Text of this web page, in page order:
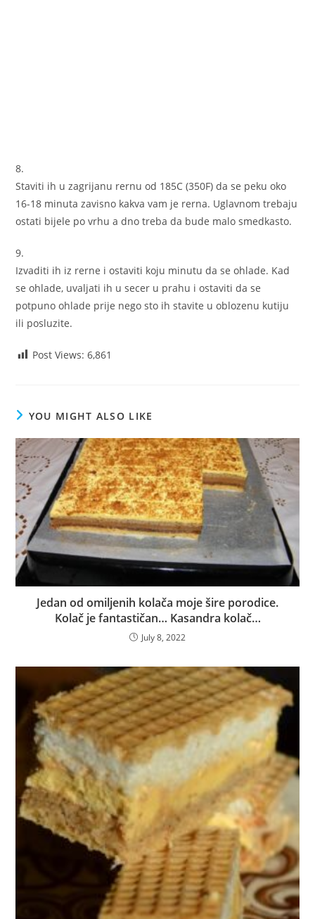
8.
Staviti ih u zagrijanu rernu od 185C (350F) da se peku oko
16-18 minuta zavisno kakva vam je rerna. Uglavnom trebaju
ostati bijele po vrhu a dno treba da bude malo smedkasto.
9.
Izvaditi ih iz rerne i ostaviti koju minutu da se ohlade. Kad
se ohlade, uvaljati ih u secer u prahu i ostaviti da se
potpuno ohlade prije nego sto ih stavite u oblozenu kutiju
ili posluzite.
Post Views: 6,861
YOU MIGHT ALSO LIKE
Jedan od omiljenih kolača moje šire porodice.
Kolač je fantastičan… Kasandra kolač…
July 8, 2022